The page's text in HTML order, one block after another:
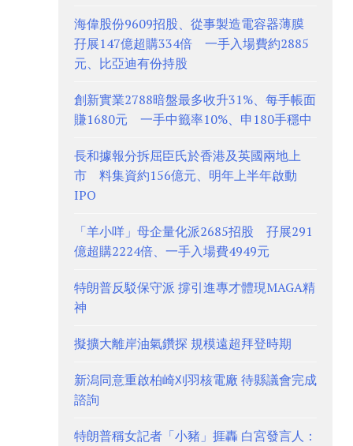
海偉股份9609招股、從事製造電容器薄膜
孖展147億超購334倍 一手入場費約2885
元、比亞迪有份持股
創新實業2788暗盤最多收升31%、每手帳面
賺1680元 一手中籤率10%、申180手穩中
長和據報分拆屈臣氏於香港及英國兩地上
市 料集資約156億元、明年上半年啟動
IPO
「羊小咩」母企量化派2685招股 孖展291
億超購2224倍、一手入場費4949元
特朗普反駁保守派 撐引進專才體現MAGA精
神
擬擴大離岸油氣鑽探 規模遠超拜登時期
新潟同意重啟柏崎刈羽核電廠 待縣議會完成
諮詢
特朗普稱女記者「小豬」捱轟 白宮發言人：